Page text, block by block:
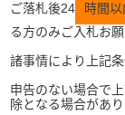
ご落札後24 時間
る方のみご入札お
諸事情により上記
申告のない場合で
除となる場合があ